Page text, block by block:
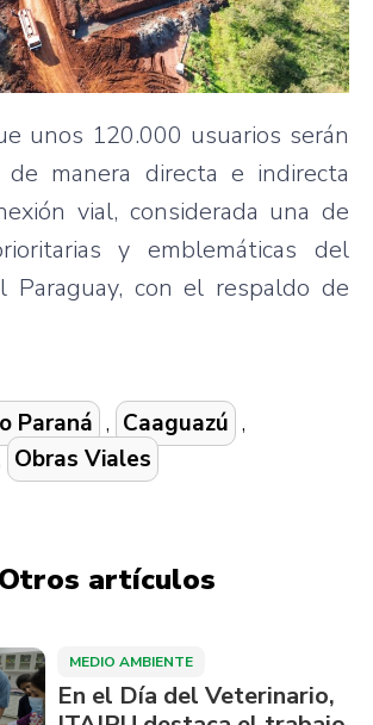
unos 120.000 usuarios serán
de manera directa e indirecta
vial, considerada una de
y emblemáticas del
Paraguay, con el respaldo de
Paraná , Caaguazú ,
Obras Viales
Otros artículos
MEDIO AMBIENTE
En el Día del Veterinario,